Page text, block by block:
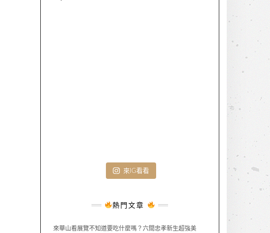
來IG看看
熱門文章
來華山看展覽不知道要吃什麼嗎？六間忠孝新生超強美